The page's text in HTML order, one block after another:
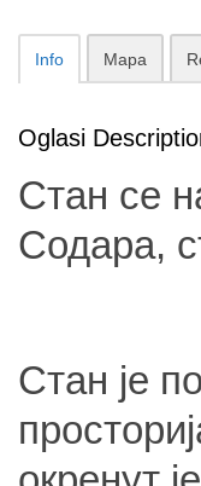
Info Mapa
Oglasi
Стан се
Содара,
Стан је